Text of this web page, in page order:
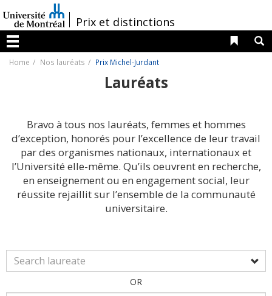
au
contenu
/Prix et distinctions
Menu
Liens
Home Nos lauréats Prix Michel-Jurdant
Lauréats
Bravo à tous nos lauréats, femmes et hommes
d’exception, honorés pour l’excellence de leur travail
par des organismes nationaux, internationaux et
l’Université elle-même. Qu’ils oeuvrent en recherche,
en enseignement ou en engagement social, leur
réussite rejaillit sur l’ensemble de la communauté
universitaire.
OR